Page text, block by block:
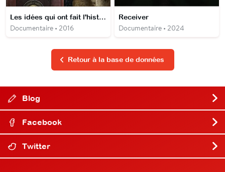
Les idées qui ont fait l'histoire
Documentaire • 2016
Receiver
Documentaire • 2024
Retour à la base de données
Blog
Facebook
Twitter